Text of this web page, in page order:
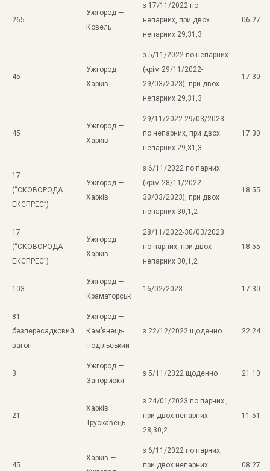
265
Ужгород —
Ковель
з 17/11/2022 по
непарних, при двох
непарних 29,31,3
06:27
45
Ужгород —
Харків
з 5/11/2022 по непарних
(крім 29/11/2022-
29/03/2023), при двох
непарних 29,31,3
17:30
45
Ужгород —
Харків
29/11/2022-29/03/2023
по непарних, при двох
непарних 29,31,3
17:30
17
(“СКОВОРОДА
ЕКСПРЕС”)
Ужгород —
Харків
з 6/11/2022 по парних
(крім 28/11/2022-
30/03/2023), при двох
непарних 30,1,2
18:55
17
(“СКОВОРОДА
ЕКСПРЕС”)
Ужгород —
Харків
28/11/2022-30/03/2023
по парних, при двох
непарних 30,1,2
18:55
103
Ужгород —
Краматорськ
16/02/2023 17:30
81
безпересадковий
вагон
Ужгород —
Кам’янець-
Подільський
з 22/12/2022 щоденно 22:24
3
Ужгород —
Запоріжжя
з 5/11/2022 щоденно 21:10
21
Харків —
Трускавець
з 24/01/2023 по парних ,
при двох непарних
28,30,2
11:51
45
Харків —
з 6/11/2022 по парних,
при двох непарних
08:27